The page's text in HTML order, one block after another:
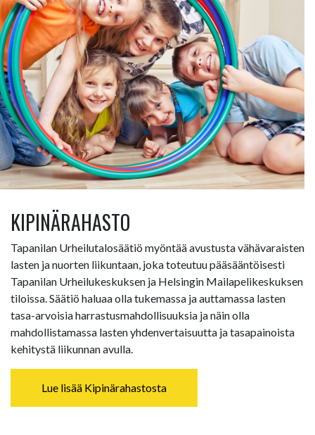
KIPINÄRAHASTO
Tapanilan Urheilutalosäätiö myöntää avustusta vähävaraisten
lasten ja nuorten liikuntaan, joka toteutuu pääsääntöisesti
Tapanilan Urheilukeskuksen ja Helsingin Mailapelikeskuksen
tiloissa. Säätiö haluaa olla tukemassa ja auttamassa lasten
tasa-arvoisia harrastusmahdollisuuksia ja näin olla
mahdollistamassa lasten yhdenvertaisuutta ja tasapainoista
kehitystä liikunnan avulla.
Lue lisää Kipinärahastosta